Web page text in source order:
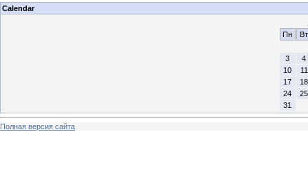
Calendar
Пн
Вт
3
4
10
11
17
18
24
25
31
Полная версия сайта